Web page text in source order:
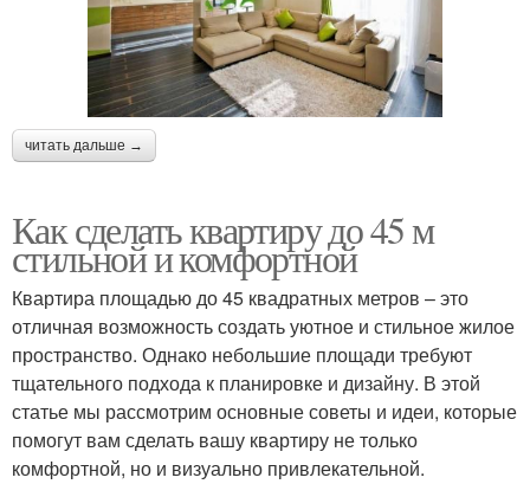
читать дальше →
Как сделать квартиру до 45 м
стильной и комфортной
Квартира площадью до 45 квадратных метров – это
отличная возможность создать уютное и стильное жилое
пространство. Однако небольшие площади требуют
тщательного подхода к планировке и дизайну. В этой
статье мы рассмотрим основные советы и идеи, которые
помогут вам сделать вашу квартиру не только
комфортной, но и визуально привлекательной.